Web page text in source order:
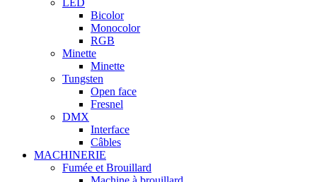
LED
Bicolor
Monocolor
RGB
Minette
Minette
Tungsten
Open face
Fresnel
DMX
Interface
Câbles
MACHINERIE
Fumée et Brouillard